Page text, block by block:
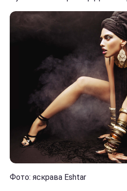
Фото: яскрава Eshtar